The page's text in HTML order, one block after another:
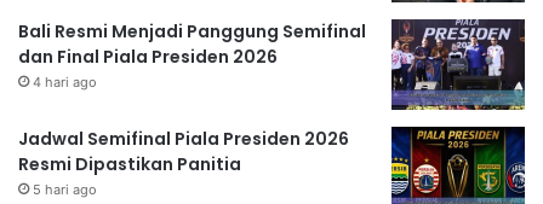
Bali Resmi Menjadi Panggung Semifinal
dan Final Piala Presiden 2026
4 hari ago
Jadwal Semifinal Piala Presiden 2026
Resmi Dipastikan Panitia
5 hari ago